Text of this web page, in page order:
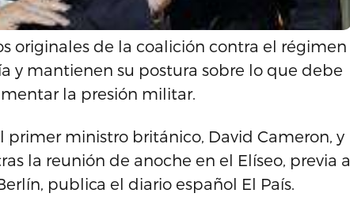
originales de la coalición contra el régimen
y mantienen su postura sobre lo que debe
la presión militar.
primer ministro británico, David Cameron, y
la reunión de anoche en el Elíseo, previa a
publica el diario español El País.